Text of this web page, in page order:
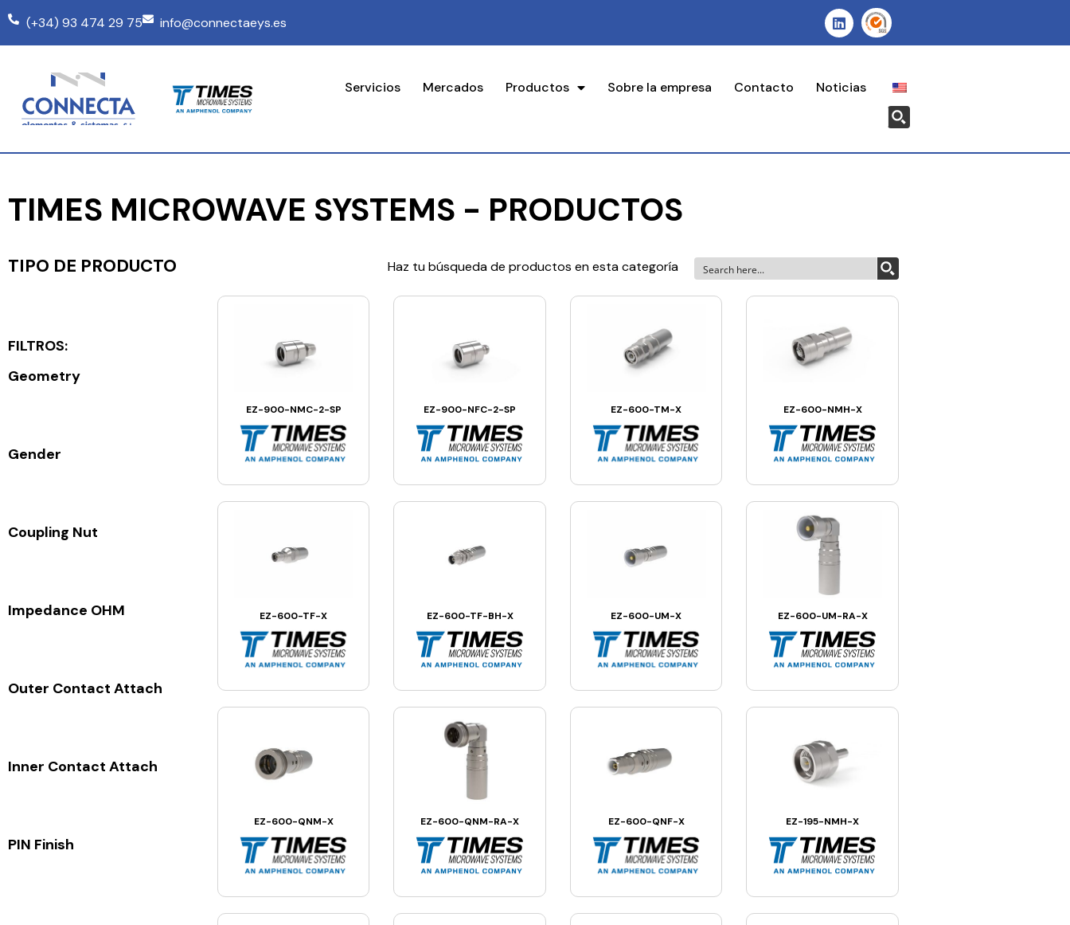
(+34) 93 474 29 75 info@connectaeys.es
Servicios Mercados Productos Sobre la empresa Contacto Noticias
TIMES MICROWAVE SYSTEMS - PRODUCTOS
TIPO DE PRODUCTO
FILTROS:
Geometry
Gender
Coupling Nut
Impedance OHM
Outer Contact Attach
Inner Contact Attach
PIN Finish
Haz tu búsqueda de productos en esta categoría
EZ-900-NMC-2-SP EZ-900-NFC-2-SP EZ-600-TM-X EZ-600-NMH-X
EZ-600-TF-X EZ-600-TF-BH-X EZ-600-UM-X EZ-600-UM-RA-X
EZ-600-QNM-X EZ-600-QNM-RA-X EZ-600-QNF-X EZ-195-NMH-X